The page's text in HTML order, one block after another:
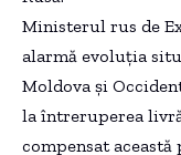
Ministerul rus de
alarmă evoluția
Moldova și
la întreruperea
compensat